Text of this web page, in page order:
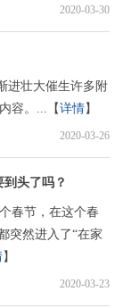
2020-03-30
进壮大催生许多附
容。...【详情】
2020-03-26
头了吗？
春节，在这个春
突然进入了“在家
】
2020-03-23